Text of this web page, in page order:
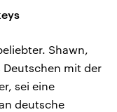
Shawn,
Deutschen mit der
sei eine
deutsche